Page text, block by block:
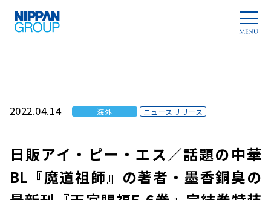
2022.04.14 海外 ニュースリリース
日販アイ・ピー・エス／話題の中華
BL『魔道祖師』の著者・墨香銅臭の